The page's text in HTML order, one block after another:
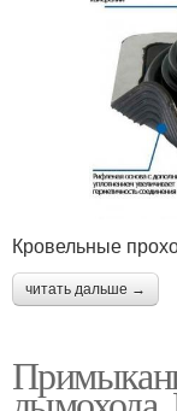
Кровельные
читать дальше →